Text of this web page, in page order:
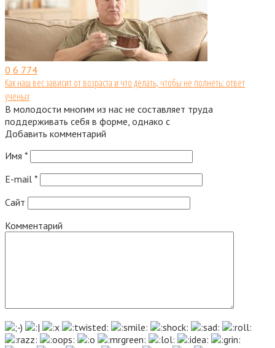
0 6 774
Как наш вес зависит от возраста и что делать, чтобы не полнеть: ответ
ученых
В молодости многим из нас не составляет труда
поддерживать себя в форме, однако с
Добавить комментарий
Имя *
E-mail *
Сайт
Комментарий